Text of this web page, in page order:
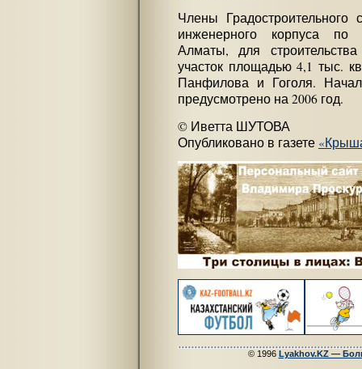
Члены Градостроительного
инженерного корпуса по
Алматы, для
участок площадью 4,1 тыс.
Панфилова и Гоголя.
предусмотрено на 2006 год.
© Иветта ШУТОВА
Опубликовано в газете
© 1996 Lyakhov.KZ —